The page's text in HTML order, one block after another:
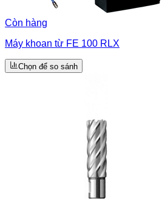
Còn hàng
Máy khoan từ FE 100 RLX
Chọn để so sánh